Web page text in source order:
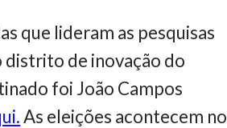
que lideram as pesquisas
distrito de inovação do
foi João Campos
As eleições acontecem no